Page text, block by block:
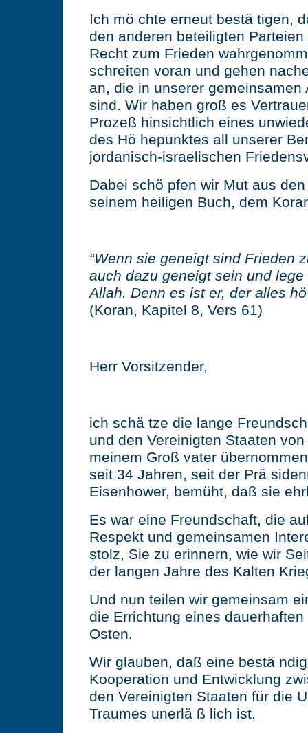
Ich mö chte erneut bestä tigen,
den anderen beteiligten
Recht zum Frieden
schreiten voran und gehen
an, die in unserer gemeinsamen
sind. Wir haben groß es
Prozeß hinsichtlich eines
des Hö hepunktes all unserer
jordanisch-israelischen
Dabei schö pfen wir Mut aus
seinem heiligen Buch, dem
“Wenn sie geneigt sind Frieden
auch dazu geneigt sein und
Allah. Denn es ist er, der alles
(Koran, Kapitel 8, Vers 61)
Herr Vorsitzender,
ich schä tze die lange
und den Vereinigten Staaten
meinem Groß vater
seit 34 Jahren, seit der Prä
Eisenhower, bemüht, daß sie
Es war eine Freundschaft, die
Respekt und gemeinsamen
stolz, Sie zu erinnern, wie wir
der langen Jahre des Kalten
Und nun teilen wir gemeinsam
die Errichtung eines
Osten.
Wir glauben, daß eine bestä
Kooperation und Entwicklung
den Vereinigten Staaten für die
Traumes unerlä ß lich ist.